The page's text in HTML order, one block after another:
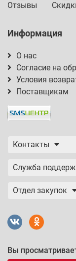
Отзывы
Информация
О нас
Согласие на
Условия
Поставщикам
Контакты
Служба
Отдел закупок
Вы